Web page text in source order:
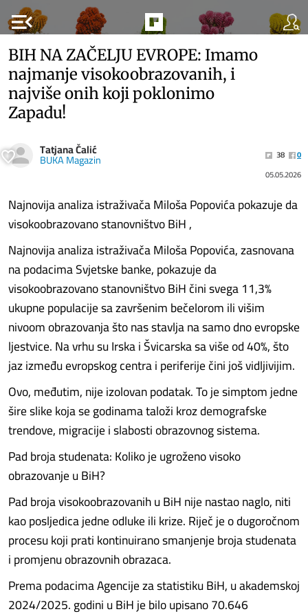
menu_open
BIH NA ZAČELJU EVROPE: Imamo
najmanje visokoobrazovanih, i
najviše onih koji poklonimo
Zapadu!
Tatjana Čalić
BUKA Magazin 38
0
05.05.2026
Najnovija analiza istraživača Miloša Popovića pokazuje da
visokoobrazovano stanovništvo BiH ,
Najnovija analiza istraživača Miloša Popovića, zasnovana
na podacima Svjetske banke, pokazuje da
visokoobrazovano stanovništvo BiH čini svega 11,3%
ukupne populacije sa završenim bečelorom ili višim
nivoom obrazovanja što nas stavlja na samo dno evropske
ljestvice. Na vrhu su Irska i Švicarska sa više od 40%, što
jaz između evropskog centra i periferije čini još vidljivijim.
Ovo, međutim, nije izolovan podatak. To je simptom jedne
šire slike koja se godinama taloži kroz demografske
trendove, migracije i slabosti obrazovnog sistema.
Pad broja studenata: Koliko je ugroženo visoko
obrazovanje u BiH?
Pad broja visokoobrazovanih u BiH nije nastao naglo, niti
kao posljedica jedne odluke ili krize. Riječ je o dugoročnom
procesu koji prati kontinuirano smanjenje broja studenata
i promjenu obrazovnih obrazaca.
Prema podacima Agencije za statistiku BiH, u akademskoj
2024/2025. godini u BiH je bilo upisano 70.646